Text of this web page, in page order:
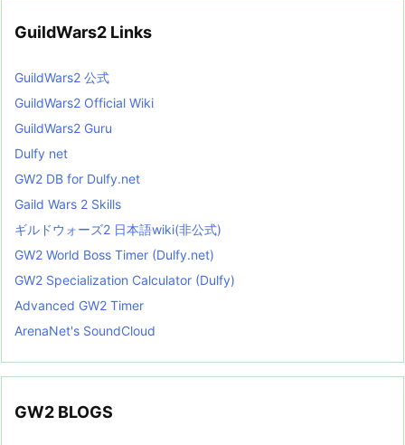
GuildWars2 Links
GuildWars2 公式
GuildWars2 Official Wiki
GuildWars2 Guru
Dulfy net
GW2 DB for Dulfy.net
Gaild Wars 2 Skills
ギルドウォーズ2 日本語wiki(非公式)
GW2 World Boss Timer (Dulfy.net)
GW2 Specialization Calculator (Dulfy)
Advanced GW2 Timer
ArenaNet's SoundCloud
GW2 BLOGS